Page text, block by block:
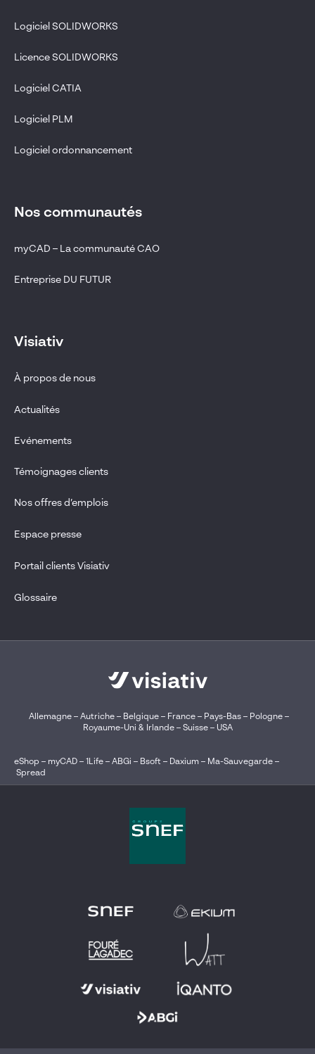
Logiciel SOLIDWORKS
Licence SOLIDWORKS
Logiciel CATIA
Logiciel PLM
Logiciel ordonnancement
Nos communautés
myCAD – La communauté CAO
Entreprise DU FUTUR
Visiativ
À propos de nous
Actualités
Evénements
Témoignages clients
Nos offres d’emplois
Espace presse
Portail clients Visiativ
Glossaire
Allemagne– Autriche– Belgique – France– Pays-Bas– Pologne–
Royaume-Uni & Irlande– Suisse– USA
eShop – myCAD – 1Life – ABGi – Bsoft – Daxium – Ma-Sauvegarde –
Spread